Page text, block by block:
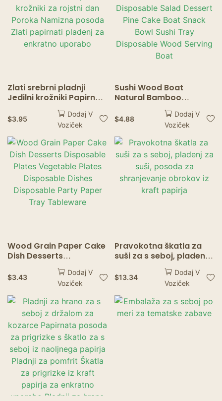
Zlati srebrni pladnji
Jedilni krožniki Papirnati
krožniki za rojstni dan
Poroka Namizna
posoda Zlati papirnati
pladenj za enkratno
uporabo
$3.95
Dodaj V
Voziček
Sushi Wood Boat
Natural Bamboo
Disposable Salad
Dessert Pine Cake Boat
Snack Bowl Sushi Tray
Disposable Wood
Serving Boat
$4.88
Dodaj V
Voziček
Wood Grain Paper Cake
Dish Desserts
Disposable Plates
Vegetable Plates
Disposable Dishes
Disposable Party Paper
Tray Tableware
$3.43
Dodaj V
Voziček
Pravokotna škatla za
suši za s seboj, pladenj
za suši, posoda za
shranjevanje obrokov iz
kraft papirja
$13.34
Dodaj V
Voziček